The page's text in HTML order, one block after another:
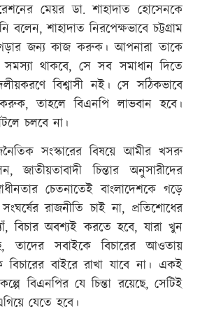
মেয়র ডা. শাহাদাত হোসেনকে
বলেন, শাহাদাত নিরপেক্ষভাবে চট্টগ্রাম
জন্য কাজ করুক। আপনারা তাকে
থাকবে, সে সব সমাধান দিতে
বিশ্বাসী নই। সে সঠিকভাবে
তাহলে বিএনপি লাভবান হবে।
চলবে না।
সংস্কারের বিষয়ে আমীর খসরু
জাতীয়তাবাদী চিন্তার অনুসারীদের
চেতনাতেই বাংলাদেশকে গড়ে
রাজনীতি চাই না, প্রতিশোধের
বিচার অবশ্যই করতে হবে, যারা খুন
তাদের সবাইকে বিচারের আওতায়
বাইরে রাখা যাবে না। একই
বিএনপির যে চিন্তা রয়েছে, সেটিই
যেতে হবে।